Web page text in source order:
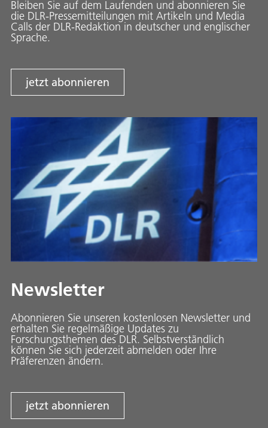
Bleiben Sie auf dem Laufenden und abonnieren Sie
die DLR-Pressemitteilungen mit Artikeln und Media
Calls der DLR-Redaktion in deutscher und englischer
Sprache.
jetzt abonnieren
Newsletter
Abonnieren Sie unseren kostenlosen Newsletter und
erhalten Sie regelmäßige Updates zu
Forschungsthemen des DLR. Selbstverständlich
können Sie sich jederzeit abmelden oder Ihre
Präferenzen ändern.
jetzt abonnieren